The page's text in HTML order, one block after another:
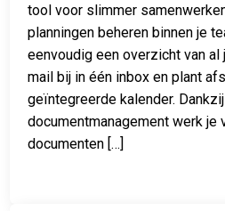
tool voor slimmer
planningen beheren binnen je
eenvoudig een overzicht van al
mail bij in één inbox en plant
geïntegreerde kalender.
documentmanagement werk je
documenten […]